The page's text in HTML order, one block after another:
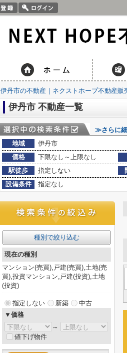
伊丹市の不動産｜ネクストホープ不動産販
伊丹市 不動産一覧
≫さらに細
地域
伊丹市
価格
下限なし～上限なし
駅徒歩
指定しない
設備条件
指定なし
種別で絞り込む
現在の種別
マンション(売買),戸建(売買),土地(売
買),投資マンション,戸建(投資),土地
(投資)
指定しない 新築
中古
▼価格
～
値下げ物件